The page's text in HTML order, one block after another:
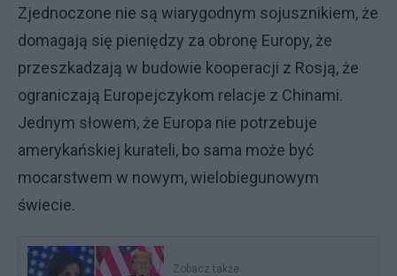
Zjednoczone nie są wiarygodnym sojusznikiem, że
domagają się pieniędzy za obronę Europy, że
przeszkadzają w budowie kooperacji z Rosją, że
ograniczają Europejczykom relacje z Chinami.
Jednym słowem, że Europa nie potrzebuje
amerykańskiej kurateli, bo sama może być
mocarstwem w nowym, wielobiegunowym
świecie.
Zobacz także